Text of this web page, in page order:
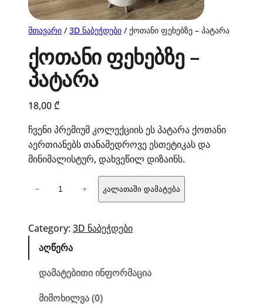
მთავარი / 3D ნაბეჭდები / ქოთანი ფეხებზე – პატარა
ქოთანი ფეხებზე –
პატარა
18,00₾
ჩვენი პრემიუმ კოლექციის ეს პატარა ქოთანი
აერთიანებს თანამედროვე ესთეტიკას და
მინიმალისტურ, დახვეწილ დიზაინს.
–
პატარა
− + კალათაში დამატება
Category: 3D ნაბეჭდები
აღწერა
დამატებითი ინფორმაცია
მიმოხილვა (0)